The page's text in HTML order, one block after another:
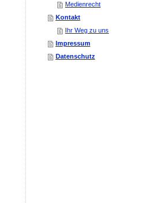
Medienrecht
Kontakt
Ihr Weg zu uns
Impressum
Datenschutz